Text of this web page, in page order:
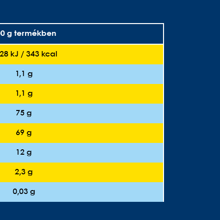
g termékben
kJ / 343 kcal
1,1 g
1,1 g
75 g
69 g
12 g
2,3 g
0,03 g